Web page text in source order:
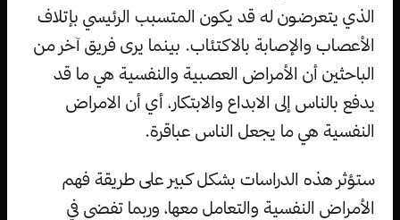
الذي يتعرضون له قد يكون المتسبب الرئيسي بإتلاف
الأعصاب والإصابة بالاكتئاب. بينما يرى فريق آخر من
الباحثين أن الأمراض العصبية والنفسية هي ما قد
يدفع بالناس إلى الابداع والابتكار، أي أن الامراض
النفسية هي ما يجعل الناس عباقرة.
ستؤثر هذه الدراسات بشكل كبير على طريقة فهم
الأمراض النفسية والتعامل معها، وربما تفضي في